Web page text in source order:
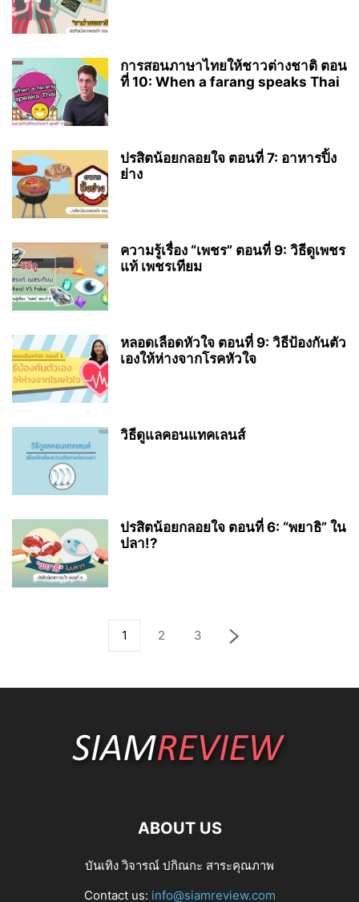
การสอนภาษาไทยให้ชาวต่างชาติ ตอน
ที่ 10: When a farang speaks Thai
ปรสิตน้อยกลอยใจ ตอนที่ 7: อาหารปิ้ง
ย่าง
ความรู้เรื่อง “เพชร” ตอนที่ 9: วิธีดูเพชร
แท้ เพชรเทียม
หลอดเลือดหัวใจ ตอนที่ 9: วิธีป้องกันตัว
เองให้ห่างจากโรคหัวใจ
วิธีดูแลคอนแทคเลนส์
ปรสิตน้อยกลอยใจ ตอนที่ 6: “พยาธิ” ใน
ปลา!?
1 2 3
ABOUT US
บันเทิง วิจารณ์ ปกิณกะ สาระคุณภาพ
Contact us: info@siamreview.com